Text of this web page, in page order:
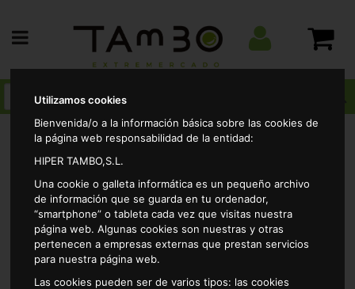
Utilizamos cookies
Bienvenida/o a la información básica sobre las cookies de
la página web responsabilidad de la entidad:
HIPER TAMBO,S.L.
Una cookie o galleta informática es un pequeño archivo
de información que se guarda en tu ordenador,
“smartphone” o tableta cada vez que visitas nuestra
página web. Algunas cookies son nuestras y otras
pertenecen a empresas externas que prestan servicios
para nuestra página web.
Las cookies pueden ser de varios tipos: las cookies
Charcuteria
Pizza pollo 5cereales casa tarradellas 410grs